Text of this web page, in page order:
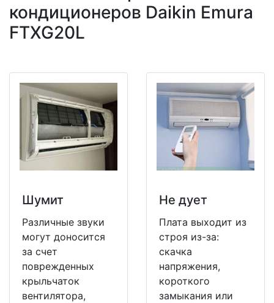
кондиционеров Daikin Emura
FTXG20L
Шумит
Различные звуки
могут доносится
за счет
поврежденных
крыльчаток
вентилятора,
Не дует
Плата выходит из
строя из-за:
скачка
напряжения,
короткого
замыкания или